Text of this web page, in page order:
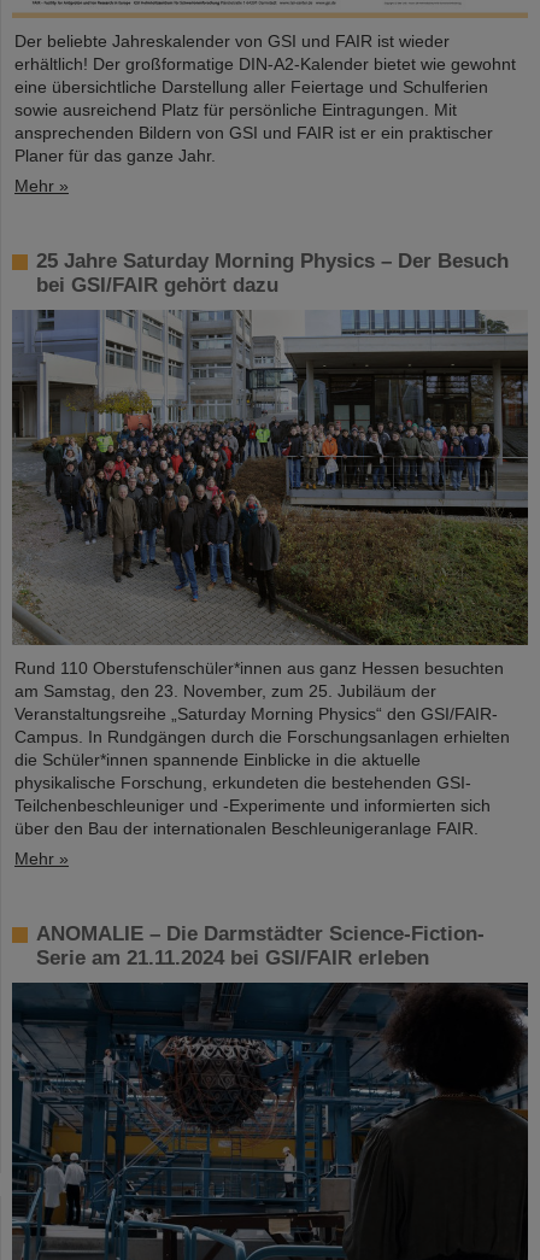
Der beliebte Jahreskalender von GSI und FAIR ist wieder
erhältlich! Der großformatige DIN-A2-Kalender bietet wie gewohnt
eine übersichtliche Darstellung aller Feiertage und Schulferien
sowie ausreichend Platz für persönliche Eintragungen. Mit
ansprechenden Bildern von GSI und FAIR ist er ein praktischer
Planer für das ganze Jahr.
Mehr »
25 Jahre Saturday Morning Physics – Der Besuch
bei GSI/FAIR gehört dazu
Rund 110 Oberstufenschüler*innen aus ganz Hessen besuchten
am Samstag, den 23. November, zum 25. Jubiläum der
Veranstaltungsreihe „Saturday Morning Physics“ den GSI/FAIR-
Campus. In Rundgängen durch die Forschungsanlagen erhielten
die Schüler*innen spannende Einblicke in die aktuelle
physikalische Forschung, erkundeten die bestehenden GSI-
Teilchenbeschleuniger und -Experimente und informierten sich
über den Bau der internationalen Beschleunigeranlage FAIR.
Mehr »
ANOMALIE – Die Darmstädter Science-Fiction-
Serie am 21.11.2024 bei GSI/FAIR erleben